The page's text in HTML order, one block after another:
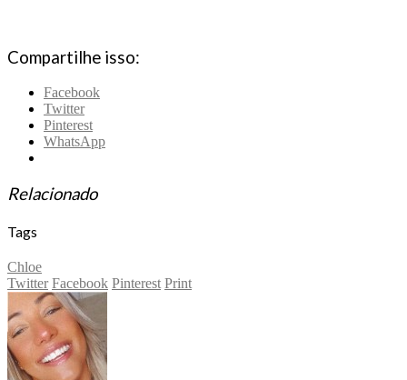
Compartilhe isso:
Facebook
Twitter
Pinterest
WhatsApp
Relacionado
Tags
Chloe
Twitter Facebook Pinterest Print